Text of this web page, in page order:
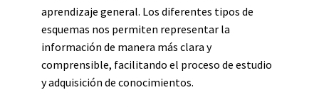
aprendizaje general. Los diferentes tipos de
esquemas nos permiten representar la
información de manera más clara y
comprensible, facilitando el proceso de estudio
y adquisición de conocimientos.